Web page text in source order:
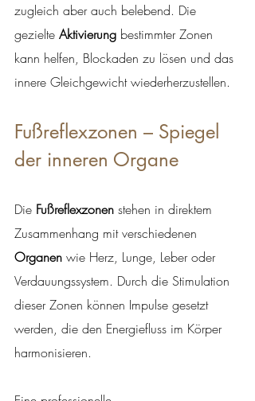
zugleich aber auch belebend. Die
gezielte Aktivierung bestimmter Zonen
kann helfen, Blockaden zu lösen und das
innere Gleichgewicht wiederherzustellen.
Fußreflexzonen – Spiegel
der inneren Organe
Die Fußreflexzonen stehen in direktem
Zusammenhang mit verschiedenen
Organen wie Herz, Lunge, Leber oder
Verdauungssystem. Durch die Stimulation
dieser Zonen können Impulse gesetzt
werden, die den Energiefluss im Körper
harmonisieren.